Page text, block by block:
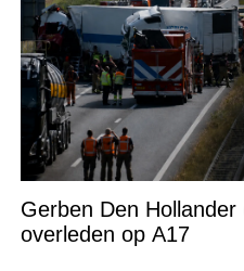
Gerben Den
overleden op A17